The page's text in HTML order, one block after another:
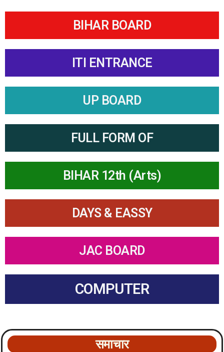
BIHAR BOARD
ITI ENTRANCE
UP BOARD
FULL FORM OF
BIHAR 12th (Arts)
DAYS & EASSY
JAC BOARD
COMPUTER
समाचार